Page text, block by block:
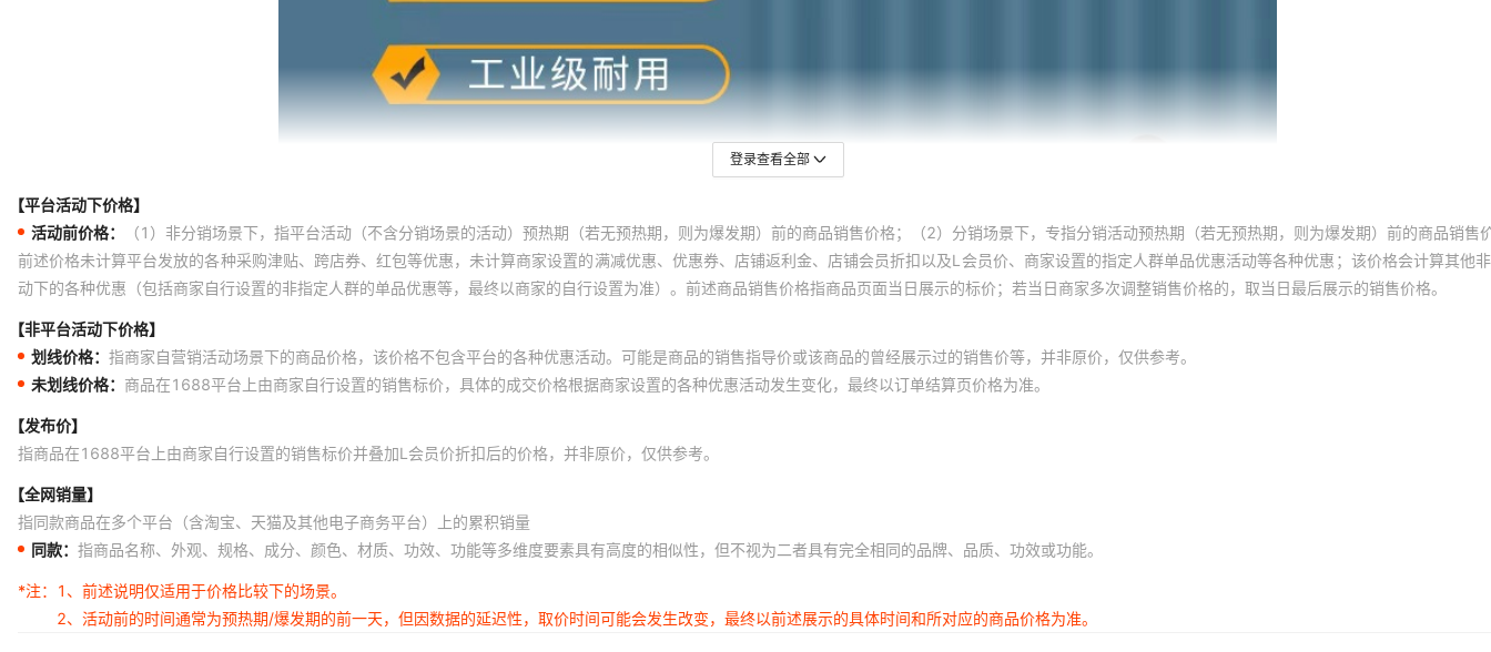
登录查看全部
【平台活动下价格】
活动前价格：
（1）非分销场景下，指平台活动（不含分销场景的活动）预热期（若无预热期，则为爆发期）前的商品销售价格；（2）分销场景下，专指分销活动预热期（若无预热期，则为爆发期）前的商品销售
前述价格未计算平台发放的各种采购津贴、跨店券、红包等优惠，未计算商家设置的满减优惠、优惠券、店铺返利金、店铺会员折扣以及L会员价、商家设置的指定人群单品优惠活动等各种优惠；该价格会计算其他
动下的各种优惠（包括商家自行设置的非指定人群的单品优惠等，最终以商家的自行设置为准）。前述商品销售价格指商品页面当日展示的标价；若当日商家多次调整销售价格的，取当日最后展示的销售价格。
【非平台活动下价格】
划线价格： 指商家自营销活动场景下的商品价格，该价格不包含平台的各种优惠活动。可能是商品的销售指导价或该商品的曾经展示过的销售价等，并非原价，仅供参考。
未划线价格： 商品在1688平台上由商家自行设置的销售标价，具体的成交价格根据商家设置的各种优惠活动发生变化，最终以订单结算页价格为准。
【发布价】
指商品在1688平台上由商家自行设置的销售标价并叠加L会员价折扣后的价格，并非原价，仅供参考。
【全网销量】
指同款商品在多个平台（含淘宝、天猫及其他电子商务平台）上的累积销量
同款： 指商品名称、外观、规格、成分、颜色、材质、功效、功能等多维度要素具有高度的相似性，但不视为二者具有完全相同的品牌、品质、功效或功能。
*注：
1、前述说明仅适用于价格比较下的场景。
2、活动前的时间通常为预热期/爆发期的前一天，但因数据的延迟性，取价时间可能会发生改变，最终以前述展示的具体时间和所对应的商品价格为准。